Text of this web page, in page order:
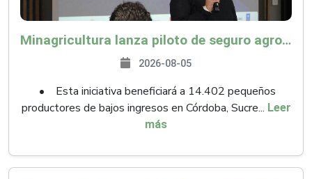
Minagricultura lanza piloto de seguro agropecuario por $9.625 millones para proteger a más de 14.000 pequeños productores contra riesgos del Fenómeno de El Niño
2026-08-05
• Esta iniciativa beneficiará a 14.402 pequeños
productores de bajos ingresos en Córdoba, Sucre... Leer
más